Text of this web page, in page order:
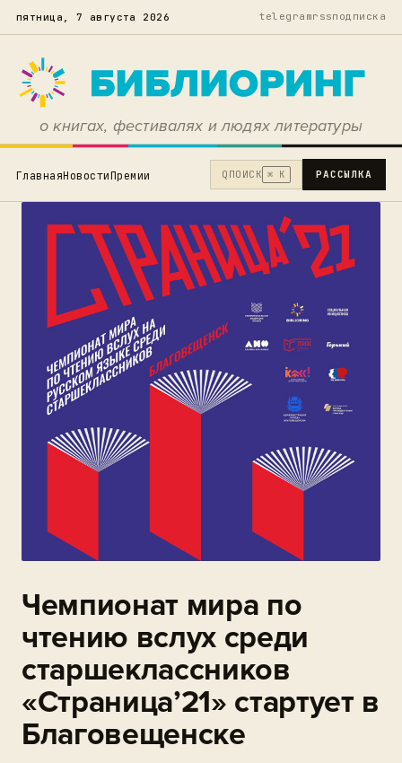
пятница, 7 августа 2026 telegramrssподписка
о книгах, фестивалях и людях литературы
ГлавнаяНовостиПремии Q ПОИСК ⌘ K РАССЫЛКА
Чемпионат мира по
чтению вслух среди
старшеклассников
«Страница’21» стартует в
Благовещенске